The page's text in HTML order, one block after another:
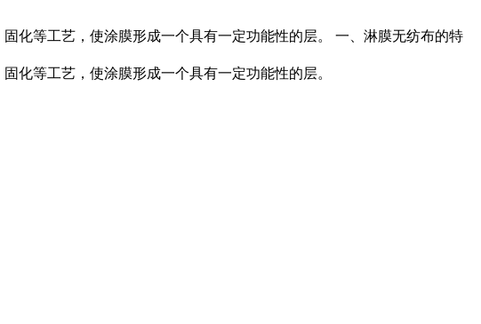
化等工艺，使涂膜形成一个具有一定功能性的层。 一、淋膜无纺布的特
化等工艺，使涂膜形成一个具有一定功能性的层。